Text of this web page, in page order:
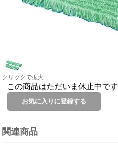
クリックで拡大
この商品はただいま休止中です
関連商品